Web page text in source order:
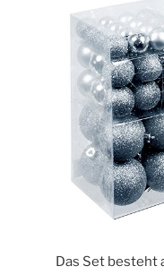
Das Set besteht